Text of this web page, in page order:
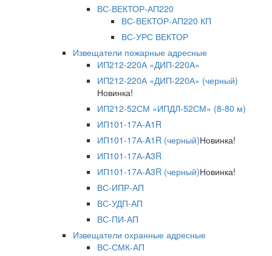
ВС-ВЕКТОР-АП220
ВС-ВЕКТОР-АП220 КП
ВС-УРС ВЕКТОР
Извещатели пожарные адресные
ИП212-220А «ДИП-220А»
ИП212-220А «ДИП-220А» (черный)
Новинка!
ИП212-52СМ «ИПДЛ-52СМ» (8-80 м)
ИП101-17А-A1R
ИП101-17А-A1R (черный)Новинка!
ИП101-17А-A3R
ИП101-17А-A3R (черный)Новинка!
ВС-ИПР-АП
ВС-УДП-АП
ВС-ПИ-АП
Извещатели охранные адресные
ВС-СМК-АП